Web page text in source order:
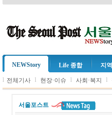
NEWStory Life 종합 지
l 전체기사 l 현장·이슈 l 사회·복지 l
서울포스트